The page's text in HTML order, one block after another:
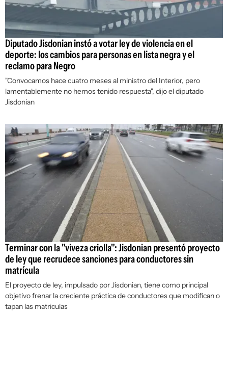
Diputado Jisdonian instó a votar ley de violencia en el
deporte: los cambios para personas en lista negra y el
reclamo para Negro
"Convocamos hace cuatro meses al ministro del Interior, pero
lamentablemente no hemos tenido respuesta", dijo el diputado
Jisdonian
Terminar con la "viveza criolla": Jisdonian presentó proyecto
de ley que recrudece sanciones para conductores sin
matrícula
El proyecto de ley, impulsado por Jisdonian, tiene como principal
objetivo frenar la creciente práctica de conductores que modifican o
tapan las matriculas